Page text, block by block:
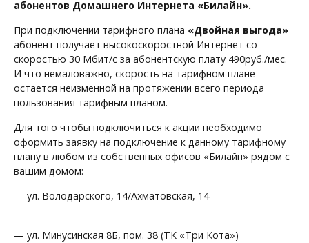
абонентов Домашнего Интернета «Билайн».
При подключении тарифного плана «Двойная выгода»
абонент получает высокоскоростной Интернет со
скоростью 30 Мбит/с за абонентскую плату 490руб./мес.
И что немаловажно, скорость на тарифном плане
остается неизменной на протяжении всего периода
пользования тарифным планом.
Для того чтобы подключиться к акции необходимо
оформить заявку на подключение к данному тарифному
плану в любом из собственных офисов «Билайн» рядом с
вашим домом:
— ул. Володарского, 14/Ахматовская, 14
— ул. Минусинская 8Б, пом. 38 (ТК «Три Кота»)